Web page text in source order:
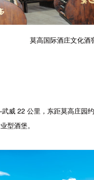
莫高国际酒庄文化酒
22 公里，东距莫高庄园
型酒堡。